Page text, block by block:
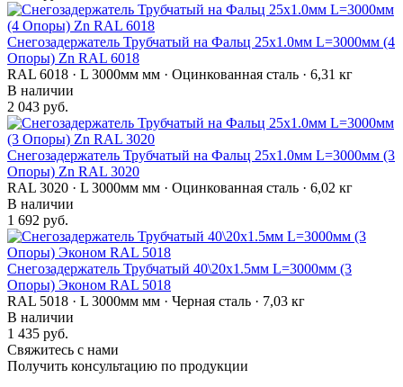
Снегозадержатель Трубчатый на Фальц 25х1.0мм L=3000мм (4
Опоры) Zn RAL 6018
RAL 6018 · L 3000мм мм · Оцинкованная сталь · 6,31 кг
В наличии
2 043 руб.
Снегозадержатель Трубчатый на Фальц 25х1.0мм L=3000мм (3
Опоры) Zn RAL 3020
RAL 3020 · L 3000мм мм · Оцинкованная сталь · 6,02 кг
В наличии
1 692 руб.
Снегозадержатель Трубчатый 40\20х1.5мм L=3000мм (3
Опоры) Эконом RAL 5018
RAL 5018 · L 3000мм мм · Черная сталь · 7,03 кг
В наличии
1 435 руб.
Свяжитесь с нами
Получить консультацию по продукции